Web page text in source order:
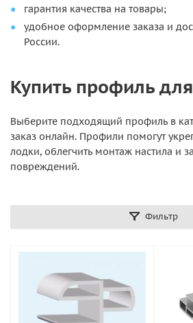
гарантия качества на товары;
удобное оформление заказа и
России.
Купить профиль
Выберите подходящий профиль в
заказ онлайн. Профили помогут
лодки, облегчить монтаж настила и
повреждений.
Фильтр